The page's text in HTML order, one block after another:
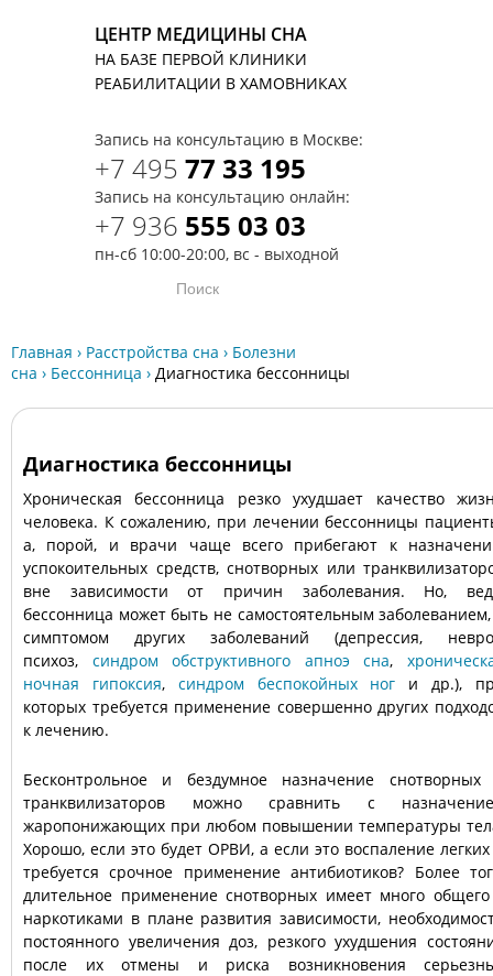
ЦЕНТР МЕДИЦИНЫ СНА
НА БАЗЕ ПЕРВОЙ КЛИНИКИ
РЕАБИЛИТАЦИИ В ХАМОВНИКАХ
Запись на консультацию в Москве:
+7 495 77 33 195
Запись на консультацию онлайн:
+7 936 555 03 03
пн-сб 10:00-20:00, вс - выходной
Главная › Расстройства сна › Болезни
сна › Бессонница › Диагностика бессонницы
Диагностика бессонницы
Хроническая бессонница резко ухудшает качество
человека. К сожалению, при лечении бессонницы
а, порой, и врачи чаще всего прибегают к
успокоительных средств, снотворных или
вне зависимости от причин заболевания. Но,
бессонница может быть не самостоятельным
симптомом других заболеваний (депрессия,
психоз, синдром обструктивного апноэ сна,
ночная гипоксия, синдром беспокойных ног и др.),
которых требуется применение совершенно других
к лечению.
Бесконтрольное и бездумное назначение
транквилизаторов можно сравнить с
жаропонижающих при любом повышении температуры
Хорошо, если это будет ОРВИ, а если это воспаление
требуется срочное применение антибиотиков? Более
длительное применение снотворных имеет много
наркотиками в плане развития зависимости,
постоянного увеличения доз, резкого ухудшения
после их отмены и риска возникновения